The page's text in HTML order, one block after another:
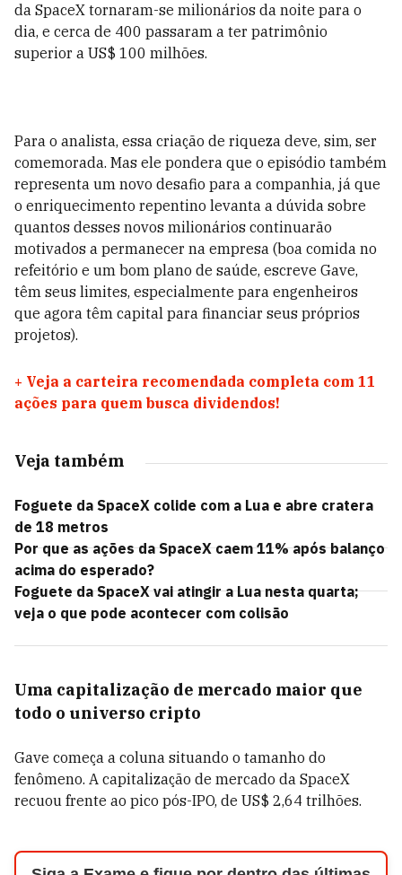
da SpaceX tornaram-se milionários da noite para o
dia, e cerca de 400 passaram a ter patrimônio
superior a US$ 100 milhões.
Para o analista, essa criação de riqueza deve, sim, ser
comemorada. Mas ele pondera que o episódio também
representa um novo desafio para a companhia, já que
o enriquecimento repentino levanta a dúvida sobre
quantos desses novos milionários continuarão
motivados a permanecer na empresa (boa comida no
refeitório e um bom plano de saúde, escreve Gave,
têm seus limites, especialmente para engenheiros
que agora têm capital para financiar seus próprios
projetos).
+ Veja a carteira recomendada completa com 11
ações para quem busca dividendos!
Veja também
Foguete da SpaceX colide com a Lua e abre cratera
de 18 metros
Por que as ações da SpaceX caem 11% após balanço
acima do esperado?
Foguete da SpaceX vai atingir a Lua nesta quarta;
veja o que pode acontecer com colisão
Uma capitalização de mercado maior que
todo o universo cripto
Gave começa a coluna situando o tamanho do
fenômeno. A capitalização de mercado da SpaceX
recuou frente ao pico pós-IPO, de US$ 2,64 trilhões.